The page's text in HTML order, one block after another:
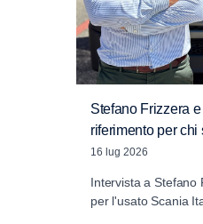
Stefano Frizzera
riferimento per
16 lug 2026
Intervista a Stefano
per l'usato Scania